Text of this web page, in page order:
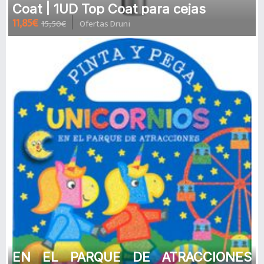
Coat | 1UD Top Coat para cejas
11,85€ 15,50€ Ofertas Druni
EN EL PARQUE DE ATRACCIONES